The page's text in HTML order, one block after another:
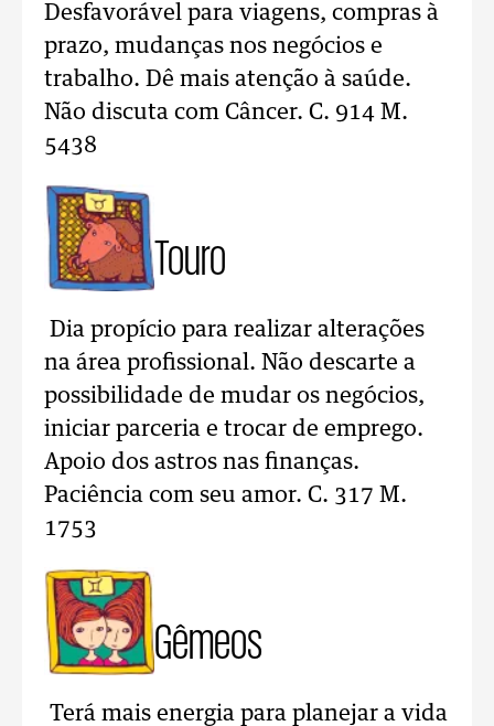
Desfavorável para viagens, compras à
prazo, mudanças nos negócios e
trabalho. Dê mais atenção à saúde.
Não discuta com Câncer. C. 914 M.
5438
Touro
Dia propício para realizar alterações
na área profissional. Não descarte a
possibilidade de mudar os negócios,
iniciar parceria e trocar de emprego.
Apoio dos astros nas finanças.
Paciência com seu amor. C. 317 M.
1753
Gêmeos
Terá mais energia para planejar a vida